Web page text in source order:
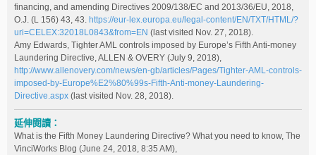
financing, and amending Directives 2009/138/EC and 2013/36/EU, 2018,
O.J. (L 156) 43, 43. https://eur-lex.europa.eu/legal-content/EN/TXT/HTML/?
uri=CELEX:32018L0843&from=EN (last visited Nov. 27, 2018).
Amy Edwards, Tighter AML controls imposed by Europe’s Fifth Anti-money
Laundering Directive, ALLEN & OVERY (July 9, 2018),
http://www.allenovery.com/news/en-gb/articles/Pages/Tighter-AML-controls-
imposed-by-Europe%E2%80%99s-Fifth-Anti-money-Laundering-
Directive.aspx (last visited Nov. 28, 2018).
延伸閱讀：
What is the Fifth Money Laundering Directive? What you need to know, The
VinciWorks Blog (June 24, 2018, 8:35 AM),